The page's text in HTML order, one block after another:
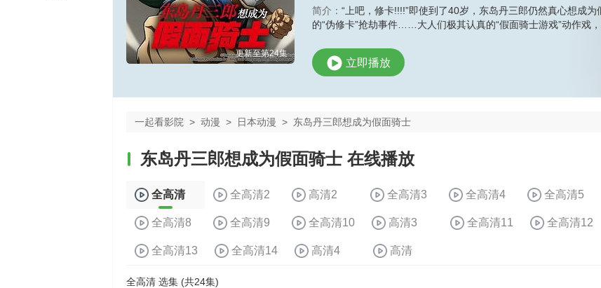
更新至第24集
简介： “上吧，修卡!!!!”即使到了40岁，东岛丹三郎仍然真心想成
的“伪修卡”抢劫事件……大人们极其认真的“假面骑士游戏”动作戏，
立即播放
一起看影院 > 动漫 > 日本动漫 > 东岛丹三郎想成为假面骑士
东岛丹三郎想成为假面骑士 在线播放
全高清 全高清2 高清2 全高清3 全高清4 全高清5
全高清8 全高清9 全高清10 高清3 全高清11 全高清12
全高清13 全高清14 高清4 高清
全高清 选集 (共24集)